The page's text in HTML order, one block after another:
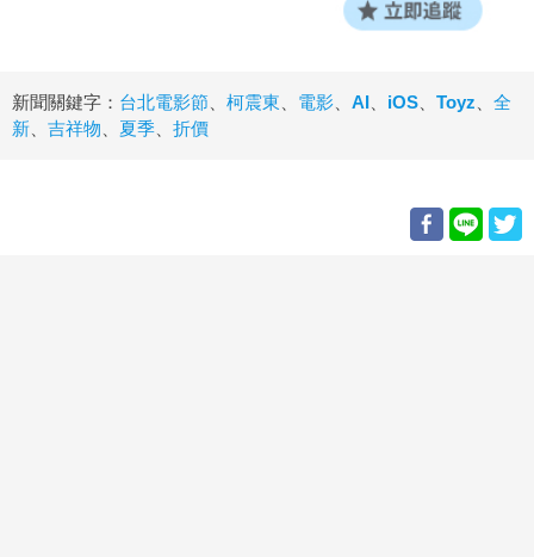
新聞關鍵字： 台北電影節 柯震東 電影 AI iOS Toyz
全
新
吉祥物 夏季 折價